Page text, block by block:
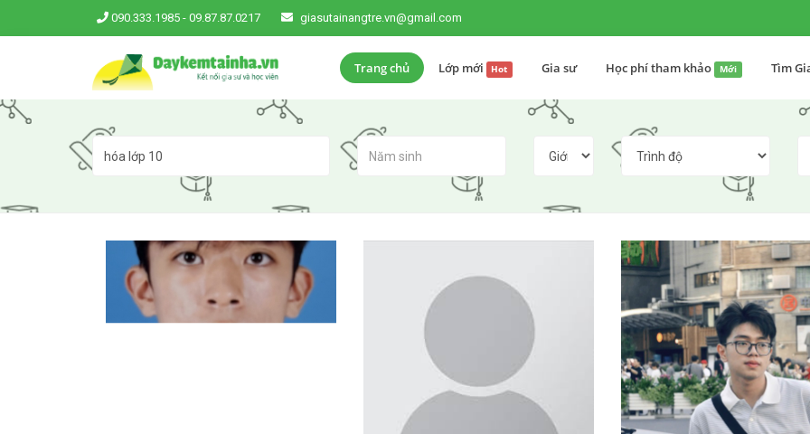
090.333.1985 - 09.87.87.0217 giasutainangtre.vn@gmail.com
Trang chủ Lớp mới Hot Gia sư Học phí tham khảo Mới Tìm